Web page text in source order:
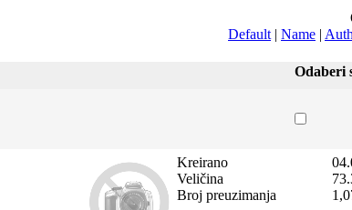
Default | Name |
Odaberi
Kreirano
Veličina
Broj preuzimanja